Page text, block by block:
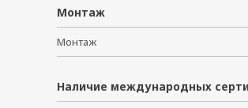
Монтаж
Монтаж
Наличие международных